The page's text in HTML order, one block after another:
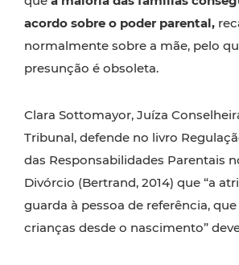
acordo sobre o poder parental,
normalmente sobre a mãe, pelo
presunção é obsoleta.
Clara Sottomayor, Juíza
Tribunal, defende no livro
das Responsabilidades Parentais
Divórcio (Bertrand, 2014) que “a
guarda à pessoa de referência,
crianças desde o nascimento”